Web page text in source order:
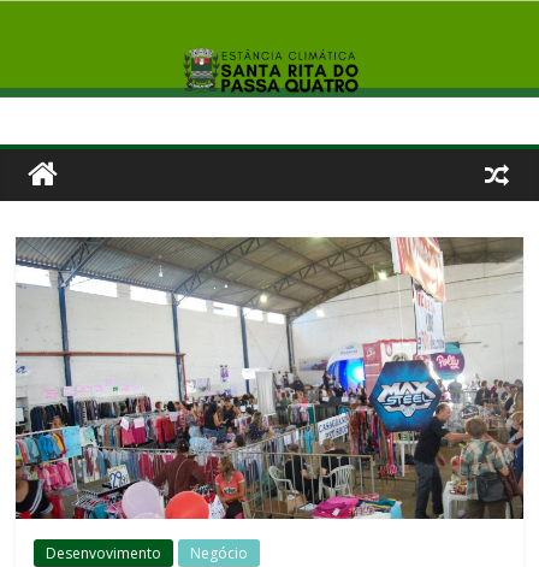
Desenvovimento Negócio